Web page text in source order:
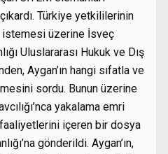
Türkiye yetkililerinin
istemesi üzerine İsveç
Uluslararası Hukuk ve Dış
Aygan’ın hangi sıfatla ve
sordu. Bunun üzerine
yakalama emri
faaliyetlerini içeren bir dosya
gönderildi. Aygan’ın,